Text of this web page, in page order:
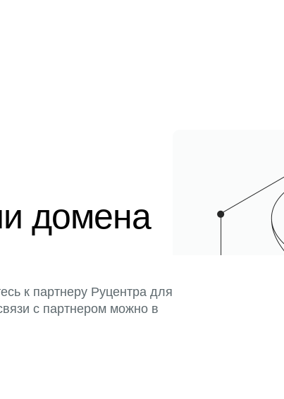
домена
к партнеру Руцентра для
с партнером можно в